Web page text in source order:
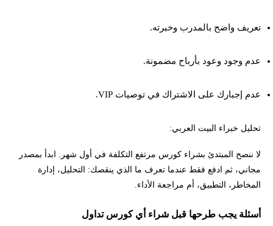
تعريف واضح بالمدرب وخبرته.
عدم وجود وعود بأرباح مضمونة.
عدم إجبارك على الاشتراك في توصيات VIP.
تحليل خبراء البيت العربي:
لا ننصح المبتدئ بشراء كورس مرتفع التكلفة في أول شهر. ابدأ بمصدر
مجاني، ثم ادفع فقط عندما تعرف ما الذي ينقصك: التحليل، إدارة
المخاطر، التطبيق، أم مراجعة الأداء.
أسئلة يجب طرحها قبل شراء أي كورس تداول